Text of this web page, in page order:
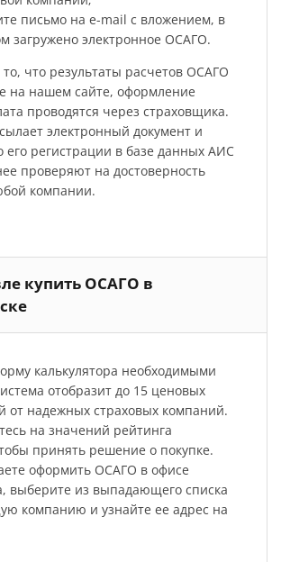
письмо на e-mail с вложением, в
загружено электронное ОСАГО.
что результаты расчетов ОСАГО
на нашем сайте, оформление
проводятся через страховщика.
электронный документ и
его регистрации в базе данных АИС
проверяют на достоверность
компании.
купить ОСАГО в
калькулятора необходимыми
отобразит до 15 ценовых
от надежных страховых компаний.
на значений рейтинга
принять решение о покупке.
оформить ОСАГО в офисе
выберите из выпадающего списка
компанию и узнайте ее адрес на